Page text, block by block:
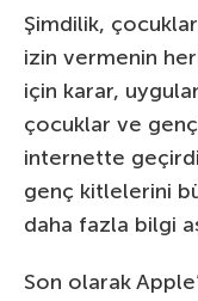
Şimdilik,
izin vermenin
için karar,
çocuklar ve
internette
genç kitlelerini
daha fazla bilgi
Son olarak